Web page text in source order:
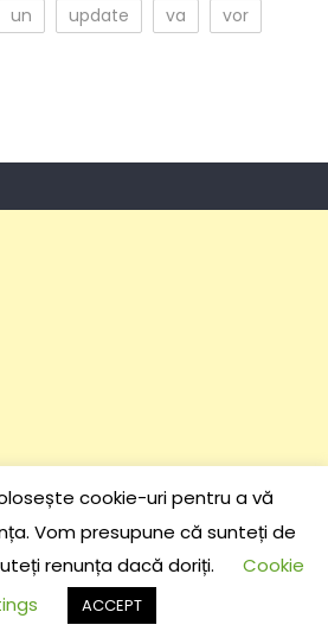
un update va
vor
cookie-uri pentru a vă
Vom presupune că sunteți de
renunța dacă doriți.
Cookie
ACCEPT